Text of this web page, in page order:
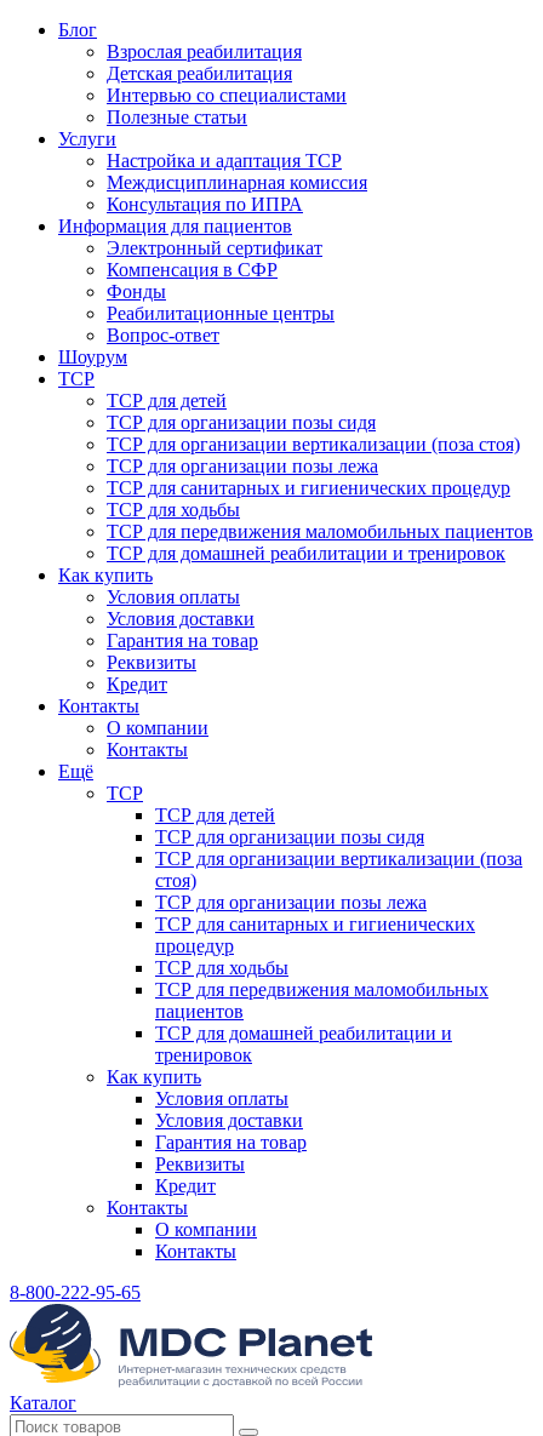
Блог
Взрослая реабилитация
Детская реабилитация
Интервью со специалистами
Полезные статьи
Услуги
Настройка и адаптация ТСР
Междисциплинарная комиссия
Консультация по ИПРА
Информация для пациентов
Электронный сертификат
Компенсация в СФР
Фонды
Реабилитационные центры
Вопрос-ответ
Шоурум
ТСР
ТСР для детей
ТСР для организации позы сидя
ТСР для организации вертикализации (поза стоя)
ТСР для организации позы лежа
ТСР для санитарных и гигиенических процедур
ТСР для ходьбы
ТСР для передвижения маломобильных пациентов
ТСР для домашней реабилитации и тренировок
Как купить
Условия оплаты
Условия доставки
Гарантия на товар
Реквизиты
Кредит
Контакты
О компании
Контакты
Ещё
ТСР
ТСР для детей
ТСР для организации позы сидя
ТСР для организации вертикализации (поза
стоя)
ТСР для организации позы лежа
ТСР для санитарных и гигиенических
процедур
ТСР для ходьбы
ТСР для передвижения маломобильных
пациентов
ТСР для домашней реабилитации и
тренировок
Как купить
Условия оплаты
Условия доставки
Гарантия на товар
Реквизиты
Кредит
Контакты
О компании
Контакты
8-800-222-95-65
Каталог